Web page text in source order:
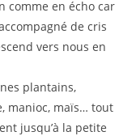
comme en écho car
de cris
vers nous en
plantains,
manioc, maïs… tout
jusqu’à la petite